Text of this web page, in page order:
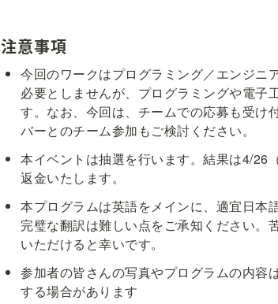
注意事項
今回のワークはプログラミング／エンジニ
必要としませんが、プログラミングや電子
す。なお、今回は、チームでの応募も受け
バーとのチーム参加もご検討ください。
本イベントは抽選を行います。結果は4/26
返金いたします。
本プログラムは英語をメインに、適宜日本
完璧な翻訳は難しい点をご承知ください。
いただけると幸いです。
参加者の皆さんの写真やプログラムの内
する場合があります